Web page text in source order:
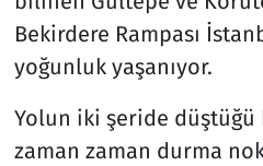
Bekirdere Rampası
yoğunluk yaşanıyor.
Yolun iki şeride düştüğü
zaman zaman durma